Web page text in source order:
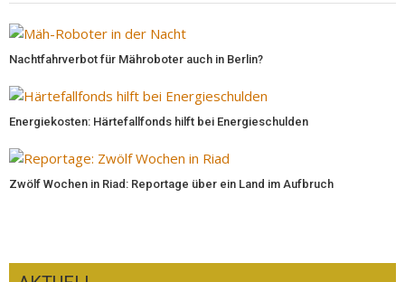
Nachtfahrverbot für Mähroboter auch in Berlin?
Energiekosten: Härtefallfonds hilft bei Energieschulden
Zwölf Wochen in Riad: Reportage über ein Land im Aufbruch